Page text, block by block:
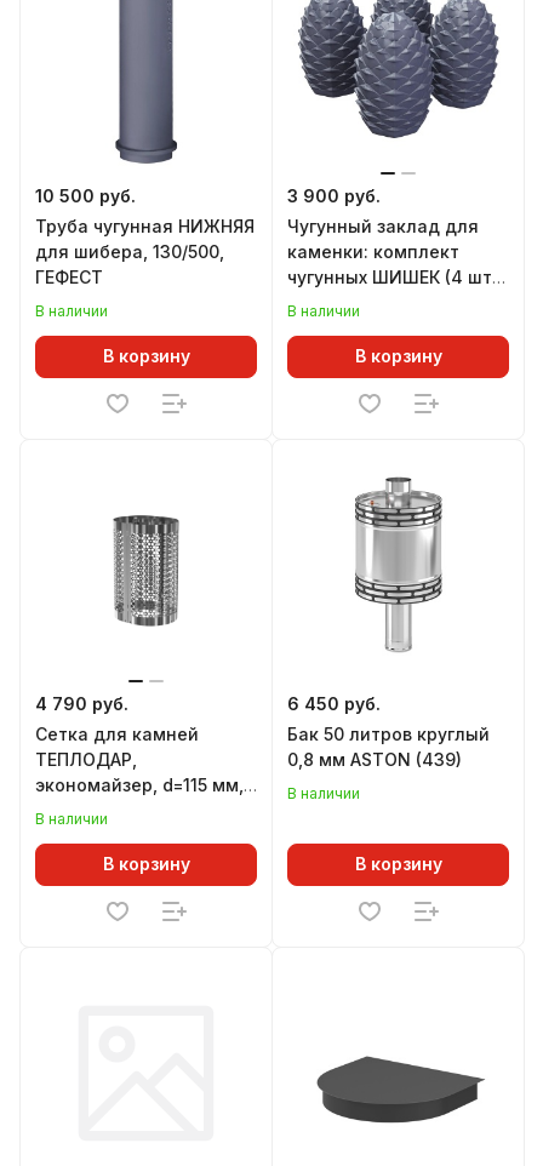
10 500 руб.
Труба чугунная НИЖНЯЯ
для шибера, 130/500,
ГЕФЕСТ
В наличии
В корзину
3 900 руб.
Чугунный заклад для
каменки: комплект
чугунных ШИШЕК (4 шт),
ГЕФЕСТ
В наличии
В корзину
4 790 руб.
Сетка для камней
ТЕПЛОДАР,
экономайзер, d=115 мм,
L=450 мм
В наличии
В корзину
6 450 руб.
Бак 50 литров круглый
0,8 мм ASTON (439)
В наличии
В корзину